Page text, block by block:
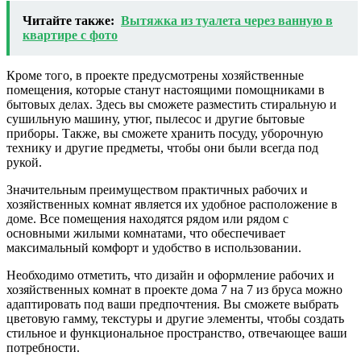
Читайте также: Вытяжка из туалета через ванную в
квартире с фото
Кроме того, в проекте предусмотрены хозяйственные
помещения, которые станут настоящими помощниками в
бытовых делах. Здесь вы сможете разместить стиральную и
сушильную машину, утюг, пылесос и другие бытовые
приборы. Также, вы сможете хранить посуду, уборочную
технику и другие предметы, чтобы они были всегда под
рукой.
Значительным преимуществом практичных рабочих и
хозяйственных комнат является их удобное расположение в
доме. Все помещения находятся рядом или рядом с
основными жилыми комнатами, что обеспечивает
максимальный комфорт и удобство в использовании.
Необходимо отметить, что дизайн и оформление рабочих и
хозяйственных комнат в проекте дома 7 на 7 из бруса можно
адаптировать под ваши предпочтения. Вы сможете выбрать
цветовую гамму, текстуры и другие элементы, чтобы создать
стильное и функциональное пространство, отвечающее ваши
потребности.